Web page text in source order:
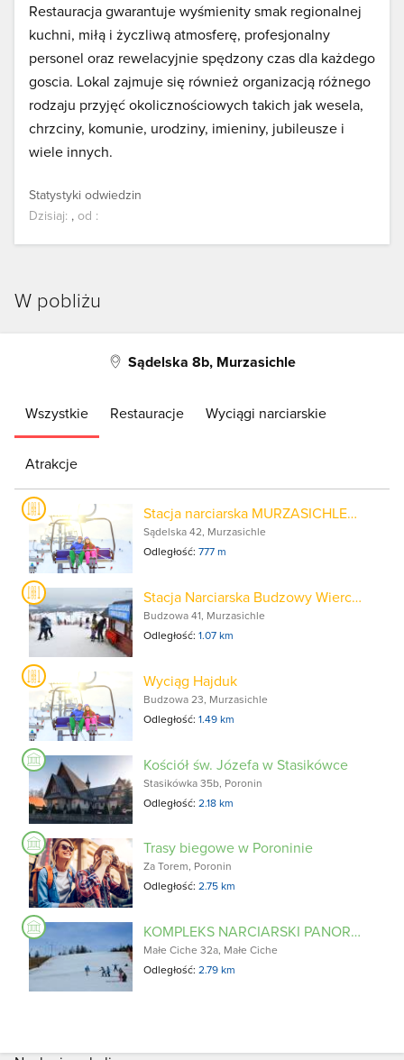
Restauracja gwarantuje wyśmienity smak regionalnej
kuchni, miłą i życzliwą atmosferę, profesjonalny
personel oraz rewelacyjnie spędzony czas dla każdego
goscia. Lokal zajmuje się również organizacją różnego
rodzaju przyjęć okolicznościowych takich jak wesela,
chrzciny, komunie, urodziny, imieniny, jubileusze i
wiele innych.
Statystyki odwiedzin
Dzisiaj: , od :
W pobliżu
Sądelska 8b, Murzasichle
Wszystkie Restauracje Wyciągi narciarskie
Atrakcje
Stacja narciarska MURZASICHLESKI
Sądelska 42, Murzasichle
Odległość:777 m
Stacja Narciarska Budzowy Wierch WYCIĄG U KUBY
Budzowa 41, Murzasichle
Odległość:1.07 km
Wyciąg Hajduk
Budzowa 23, Murzasichle
Odległość:1.49 km
Kościół św. Józefa w Stasikówce
Stasikówka 35b, Poronin
Odległość:2.18 km
Trasy biegowe w Poroninie
Za Torem, Poronin
Odległość:2.75 km
KOMPLEKS NARCIARSKI PANORAMAski
Małe Ciche 32a, Małe Ciche
Odległość:2.79 km